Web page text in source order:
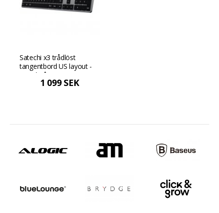
Satechi x3 trådlöst
tangentbord US layout -
Rymdgrå
1 099 SEK